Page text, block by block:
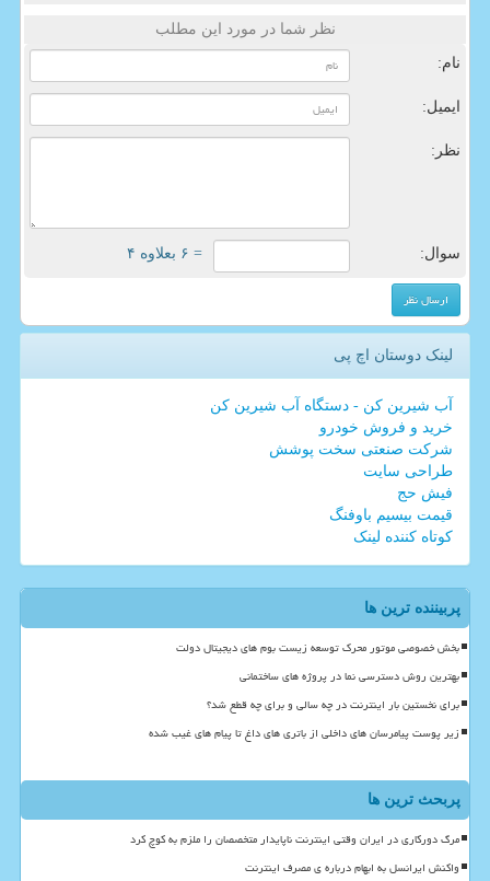
نظر شما در مورد این مطلب
نام:
ایمیل:
نظر:
سوال: = ۶ بعلاوه ۴
لینک دوستان اچ پی
آب شیرین کن - دستگاه آب شیرین کن
خرید و فروش خودرو
شرکت صنعتی سخت پوشش
طراحی سایت
فیش حج
قیمت بیسیم باوفنگ
کوتاه کننده لینک
پربیننده ترین ها
بخش خصوصی موتور محرک توسعه زیست بوم های دیجیتال دولت
بهترین روش دسترسی نما در پروژه های ساختمانی
برای نخستین بار اینترنت در چه سالی و برای چه قطع شد؟
زیر پوست پیامرسان های داخلی از باتری های داغ تا پیام های غیب شده
پربحث ترین ها
مرگ دورکاری در ایران وقتی اینترنت ناپایدار متخصصان را ملزم به کوچ کرد
واکنش ایرانسل به ابهام درباره ی مصرف اینترنت